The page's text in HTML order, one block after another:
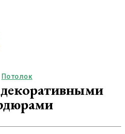
Потолок